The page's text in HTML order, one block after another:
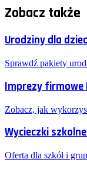
Zobacz także
Urodziny dla
Sprawdź pakiety
Imprezy firmowe
Zobacz, jak
Wycieczki
Oferta dla szkół i